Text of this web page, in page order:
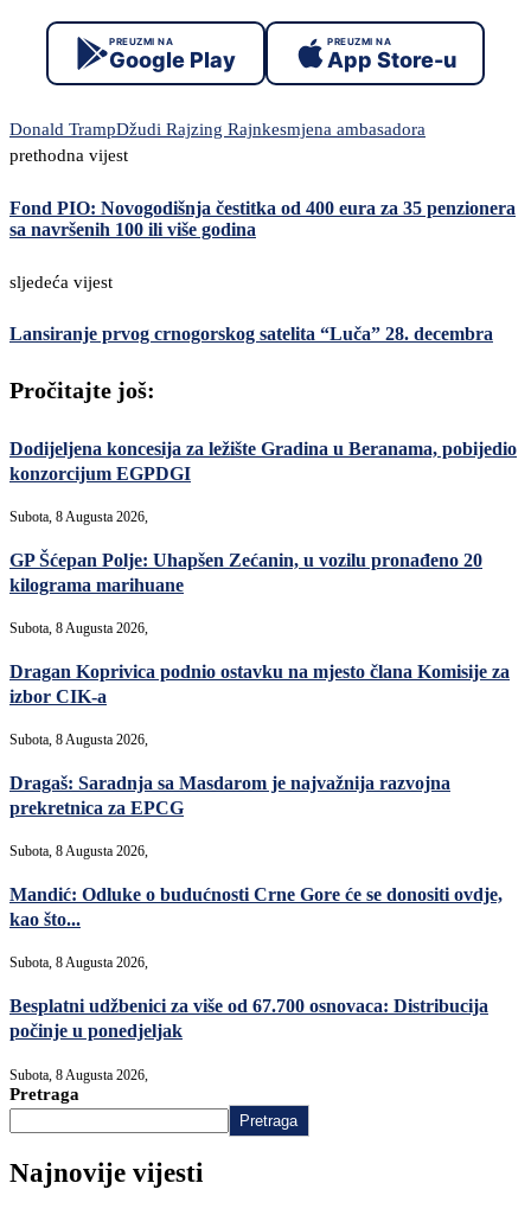
PREUZMI NA
Google Play
PREUZMI NA
App Store-u
Donald TrampDžudi Rajzing Rajnkesmjena ambasadora
prethodna vijest
Fond PIO: Novogodišnja čestitka od 400 eura za 35 penzionera
sa navršenih 100 ili više godina
sljedeća vijest
Lansiranje prvog crnogorskog satelita “Luča” 28. decembra
Pročitajte još:
Dodijeljena koncesija za ležište Gradina u Beranama, pobijedio
konzorcijum EGPDGI
Subota, 8 Augusta 2026,
GP Šćepan Polje: Uhapšen Zećanin, u vozilu pronađeno 20
kilograma marihuane
Subota, 8 Augusta 2026,
Dragan Koprivica podnio ostavku na mjesto člana Komisije za
izbor CIK-a
Subota, 8 Augusta 2026,
Dragaš: Saradnja sa Masdarom je najvažnija razvojna
prekretnica za EPCG
Subota, 8 Augusta 2026,
Mandić: Odluke o budućnosti Crne Gore će se donositi ovdje,
kao što...
Subota, 8 Augusta 2026,
Besplatni udžbenici za više od 67.700 osnovaca: Distribucija
počinje u ponedjeljak
Subota, 8 Augusta 2026,
Pretraga
Pretraga
Najnovije vijesti